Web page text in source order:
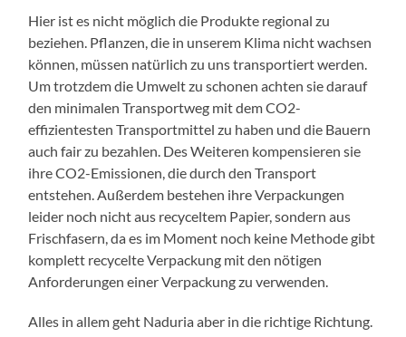
Hier ist es nicht möglich die Produkte regional zu
beziehen. Pflanzen, die in unserem Klima nicht wachsen
können, müssen natürlich zu uns transportiert werden.
Um trotzdem die Umwelt zu schonen achten sie darauf
den minimalen Transportweg mit dem CO2-
effizientesten Transportmittel zu haben und die Bauern
auch fair zu bezahlen. Des Weiteren kompensieren sie
ihre CO2-Emissionen, die durch den Transport
entstehen. Außerdem bestehen ihre Verpackungen
leider noch nicht aus recyceltem Papier, sondern aus
Frischfasern, da es im Moment noch keine Methode gibt
komplett recycelte Verpackung mit den nötigen
Anforderungen einer Verpackung zu verwenden.
Alles in allem geht Naduria aber in die richtige Richtung.